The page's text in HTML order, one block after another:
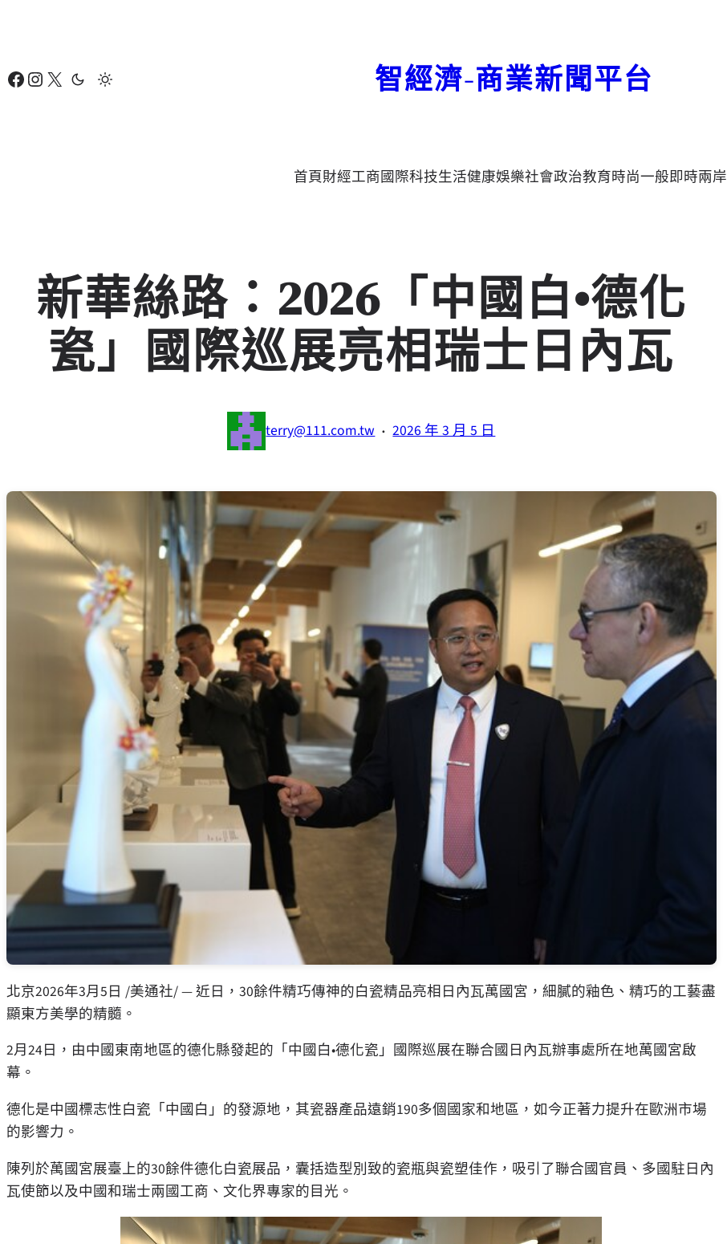
要
Facebook Instagram X 智經濟-商業新聞平台
首頁財經工商國際科技生活健康娛樂社會政治教育時尚一般即時兩岸
新華絲路：2026「中國白•德化
瓷」國際巡展亮相瑞士日內瓦
terry@111.com.tw · 2026 年 3 月 5 日
北京2026年3月5日 /美通社/ — 近日，30餘件精巧傳神的白瓷精品亮相日內瓦萬國宮，細膩的釉色、精巧的工藝盡
顯東方美學的精髓。
2月24日，由中國東南地區的德化縣發起的「中國白•德化瓷」國際巡展在聯合國日內瓦辦事處所在地萬國宮啟
幕。
德化是中國標志性白瓷「中國白」的發源地，其瓷器產品遠銷190多個國家和地區，如今正著力提升在歐洲市場
的影響力。
陳列於萬國宮展臺上的30餘件德化白瓷展品，囊括造型別致的瓷瓶與瓷塑佳作，吸引了聯合國官員、多國駐日內
瓦使節以及中國和瑞士兩國工商、文化界專家的目光。